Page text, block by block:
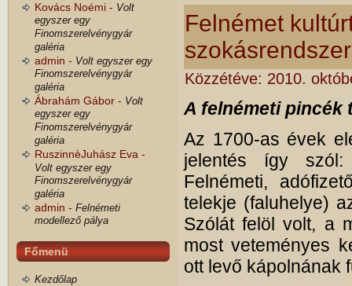
Kovács Noémi - Volt
egyszer egy
Finomszerelvénygyár
galéria
admin - Volt egyszer egy
Finomszerelvénygyár
galéria
Ábrahám Gábor - Volt
egyszer egy
Finomszerelvénygyár
galéria
RuszinnèJuhász Eva -
Volt egyszer egy
Finomszerelvénygyár
galéria
admin - Felnémeti
modellező pálya
Főmenü
Kezdőlap
Felnémet
Közzétéve: 2010.
A felnémeti pincék
Az 1700-as évek
jelentés így szól:
Felnémeti,
telekje (faluhelye)
Szólát felöl volt, a
most veteményes
ott levő kápolnának